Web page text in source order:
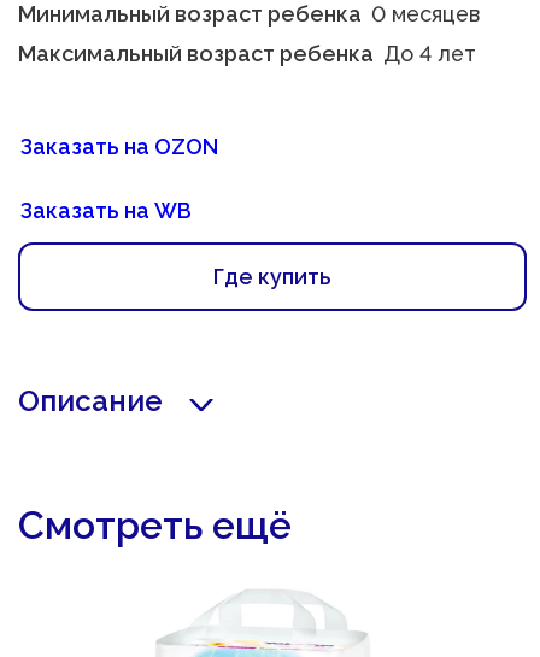
Минимальный возраст ребенка 0 месяцев
Максимальный возраст ребенка До 4 лет
Заказать на OZON
Заказать на WB
Где купить
Описание
Смотреть ещё